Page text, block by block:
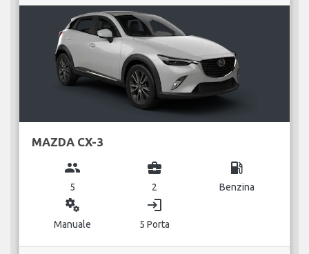
MAZDA CX-3
group
5
business_center
2
local_gas_station
Benzina
miscellaneous_services
Manuale
login
5 Porta